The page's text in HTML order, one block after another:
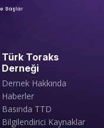
Türk Toraks
Derneği
Dernek Hakkında
Haberler
Basında TTD
Bilgilendirici Kaynaklar